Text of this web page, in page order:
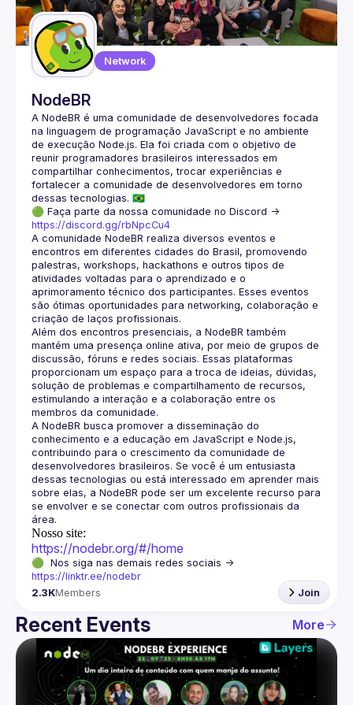
Guilds
Network
NodeBR
A NodeBR é uma comunidade de desenvolvedores focada
na linguagem de programação JavaScript e no ambiente
de execução Node.js. Ela foi criada com o objetivo de
reunir programadores brasileiros interessados em
compartilhar conhecimentos, trocar experiências e
fortalecer a comunidade de desenvolvedores em torno
🟢 Faça parte da nossa comunidade no Discord ->
https://discord.gg/rbNpcCu4
A comunidade NodeBR realiza diversos eventos e
encontros em diferentes cidades do Brasil, promovendo
palestras, workshops, hackathons e outros tipos de
atividades voltadas para o aprendizado e o
aprimoramento técnico dos participantes. Esses eventos
são ótimas oportunidades para networking, colaboração e
Além dos encontros presenciais, a NodeBR também
mantém uma presença online ativa, por meio de grupos de
discussão, fóruns e redes sociais. Essas plataformas
proporcionam um espaço para a troca de ideias, dúvidas,
solução de problemas e compartilhamento de recursos,
estimulando a interação e a colaboração entre os
A NodeBR busca promover a disseminação do
conhecimento e a educação em JavaScript e Node.js,
contribuindo para o crescimento da comunidade de
desenvolvedores brasileiros. Se você é um entusiasta
dessas tecnologias ou está interessado em aprender mais
sobre elas, a NodeBR pode ser um excelente recurso para
se envolver e se conectar com outros profissionais da
Nosso site:
https://nodebr.org/#/home
https://linktr.ee/nodebr
2.3KMembers Join
Recent Events More